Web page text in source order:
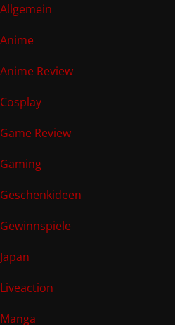
Allgemein
Anime
Anime Review
Cosplay
Game Review
Gaming
Geschenkideen
Gewinnspiele
Japan
Liveaction
Manga